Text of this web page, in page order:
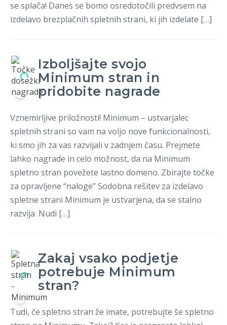
se splača! Danes se bomo osredotočili predvsem na
izdelavo brezplačnih spletnih strani, ki jih izdelate […]
Izboljšajte svojo
Minimum stran in
pridobite nagrade
Vznemirljive priložnosti! Minimum – ustvarjalec
spletnih strani so vam na voljo nove funkcionalnosti,
ki smo jih za vas razvijali v zadnjem času. Prejmete
lahko nagrade in celo možnost, da na Minimum
spletno stran povežete lastno domeno. Zbirajte točke
za opravljene “naloge” Sodobna rešitev za izdelavo
spletne strani Minimum je ustvarjena, da se stalno
razvija. Nudi […]
Zakaj vsako podjetje
potrebuje Minimum
stran?
Tudi, če spletno stran že imate, potrebujte še spletno